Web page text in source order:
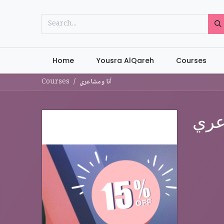
Home Yousra AlQareh Courses
Courses أنا ومشاعري